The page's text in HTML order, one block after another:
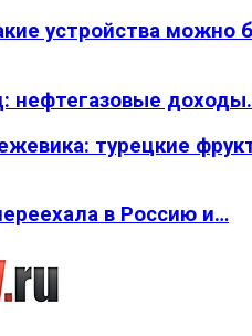
устройства можно
нефтегазовые
турецкие
в Россию и…